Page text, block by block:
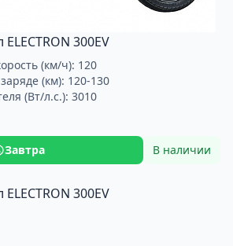
300EV
(км/ч): 120
(км): 120-130
(Вт/л.с.): 3010
Завтра В наличии
300EV